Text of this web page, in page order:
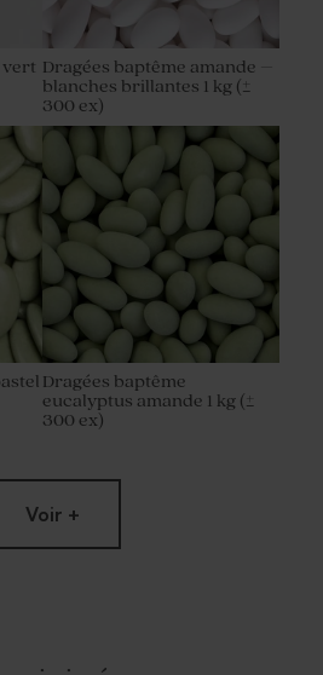
Dragées baptême amande –
blanches brillantes 1 kg (±
300 ex)
Dragées baptême
eucalyptus amande 1 kg (±
300 ex)
Voir +